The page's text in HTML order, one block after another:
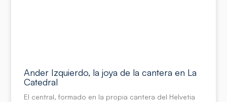
Ander Izquierdo, la joya de la cantera en La
Catedral
El central, formado en la propia cantera del Helvetia